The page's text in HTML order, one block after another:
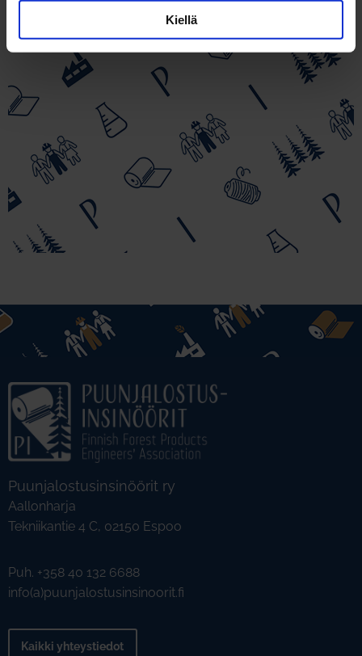
Kiellä
Puunjalostusinsinöörit ry
Aallonharja
Tekniikantie 4 C, 02150 Espoo
Puh. +358 40 132 6688
info(a)puunjalostusinsinoorit.fi
Kaikki yhteystiedot